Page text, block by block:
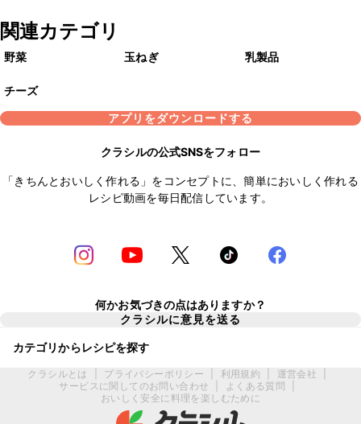
関連カテゴリ
野菜 玉ねぎ 乳製品
チーズ
アプリをダウンロードする
クラシルの公式SNSをフォロー
「きちんとおいしく作れる」をコンセプトに、簡単においしく作れる
レシピ動画を毎日配信しています。
何かお気づきの点はありますか？
クラシルに意見を送る
カテゴリからレシピを探す
クラシルとは プライバシーポリシー 利用規約 運営会社
サービスに関してのお問い合わせ
よくある質問
おいしく安全に料理を楽しむために